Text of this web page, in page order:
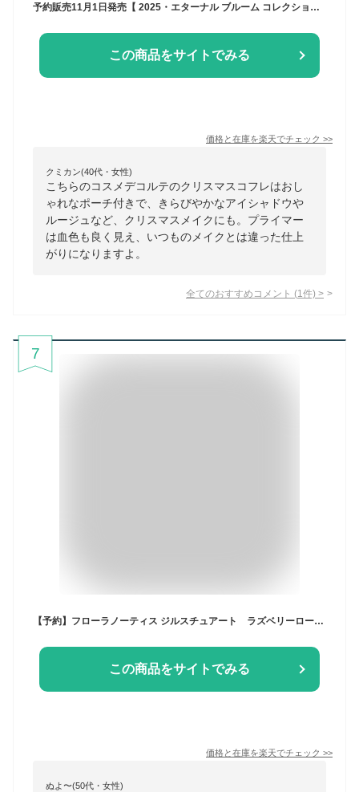
予約販売11月1日発売【 2025・エターナル ブルーム コレクション】DECORTÉ コスメデコルテ エターナル ブルーム コレクション クリスマスコフレ ホリデーコフレ ホリデーギフト 2025クリスマス クリスマスプレゼント コフレ
この商品をサイトでみる
価格と在庫を楽天でチェック >>
クミカン(40代・女性)
こちらのコスメデコルテのクリスマスコフレはおし
ゃれなポーチ付きで、きらびやかなアイシャドウや
ルージュなど、クリスマスメイクにも。プライマー
は血色も良く見え、いつものメイクとは違った仕上
がりになりますよ。
全てのおすすめコメント (1 件) >
7
【予約】フローラノーティス ジルスチュアート ラズベリーローズ＆バニラ コフレ 2025クリスマスコフレ 11月7日より順次発送 ギフト プレゼント クリスマス 彼女
この商品をサイトでみる
価格と在庫を楽天でチェック >>
ぬよ〜(50代・女性)